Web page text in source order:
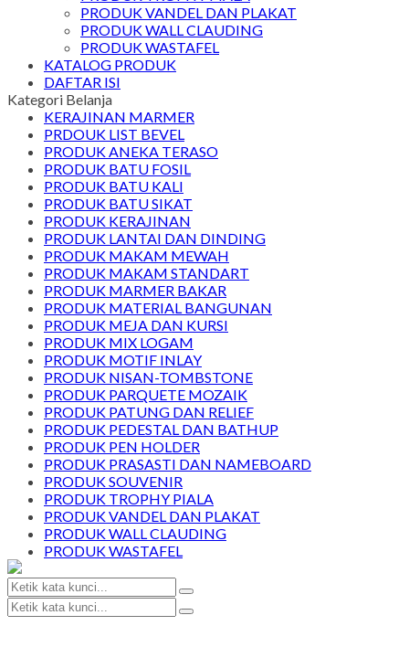
PRODUK VANDEL DAN PLAKAT
PRODUK WALL CLAUDING
PRODUK WASTAFEL
KATALOG PRODUK
DAFTAR ISI
Kategori Belanja
KERAJINAN MARMER
PRDOUK LIST BEVEL
PRODUK ANEKA TERASO
PRODUK BATU FOSIL
PRODUK BATU KALI
PRODUK BATU SIKAT
PRODUK KERAJINAN
PRODUK LANTAI DAN DINDING
PRODUK MAKAM MEWAH
PRODUK MAKAM STANDART
PRODUK MARMER BAKAR
PRODUK MATERIAL BANGUNAN
PRODUK MEJA DAN KURSI
PRODUK MIX LOGAM
PRODUK MOTIF INLAY
PRODUK NISAN-TOMBSTONE
PRODUK PARQUETE MOZAIK
PRODUK PATUNG DAN RELIEF
PRODUK PEDESTAL DAN BATHUP
PRODUK PEN HOLDER
PRODUK PRASASTI DAN NAMEBOARD
PRODUK SOUVENIR
PRODUK TROPHY PIALA
PRODUK VANDEL DAN PLAKAT
PRODUK WALL CLAUDING
PRODUK WASTAFEL